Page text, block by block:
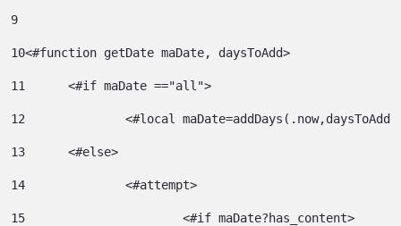
9
10<#function getDate maDate, daysToAdd>
11
	<#if maDate =="all">
12
<#local
13
	<#else>
14
		<#attempt>
15
			<#if maDate?has_content>